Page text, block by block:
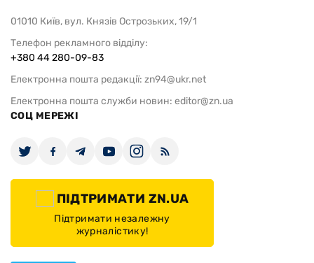
01010 Київ, вул. Князів Острозьких, 19/1
Телефон рекламного відділу:
+380 44 280-09-83
Електронна пошта редакції: zn94@ukr.net
Електронна пошта служби новин: editor@zn.ua
СОЦ МЕРЕЖІ
ПІДТРИМАТИ ZN.UA
Підтримати незалежну
журналістику!